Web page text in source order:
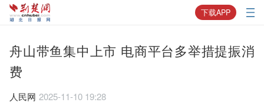
下载APP
舟山带鱼集中上市 电商平台多举措提振消
费
人民网 2025-11-10 19:28